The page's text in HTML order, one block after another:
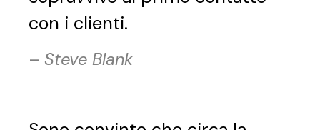
con i clienti.
– Steve Blank